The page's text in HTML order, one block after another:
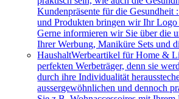
Kundenpräsente für die Gesundheit
und Produkten bringen wir Ihr Logo
Gerne informieren wir Sie über die
Ihrer Werbung, Maniküre Sets und
HaushaltWerbeartikel für Home &
perfekten Werbeträger, denn sie
durch ihre Individualität
aussergewöhnlichen und dennoch